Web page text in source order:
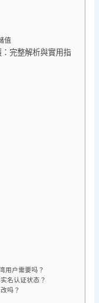
值
完整解析與實用指
用户需要吗？
名认证状态？
吗？